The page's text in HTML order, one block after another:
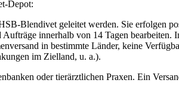
Depot:
Blendivet geleitet werden. Sie erfolgen
innerhalb von 14 Tagen bearbeiten.
in bestimmte Länder, keine
im Zielland, u. a.).
oder tierärztlichen Praxen. Ein